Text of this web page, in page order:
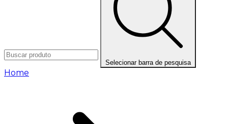
Selecionar barra de pesquisa
Home